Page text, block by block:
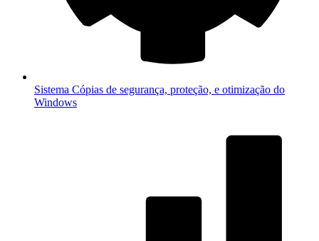
Sistema Cópias de segurança, proteção, e otimização do
Windows